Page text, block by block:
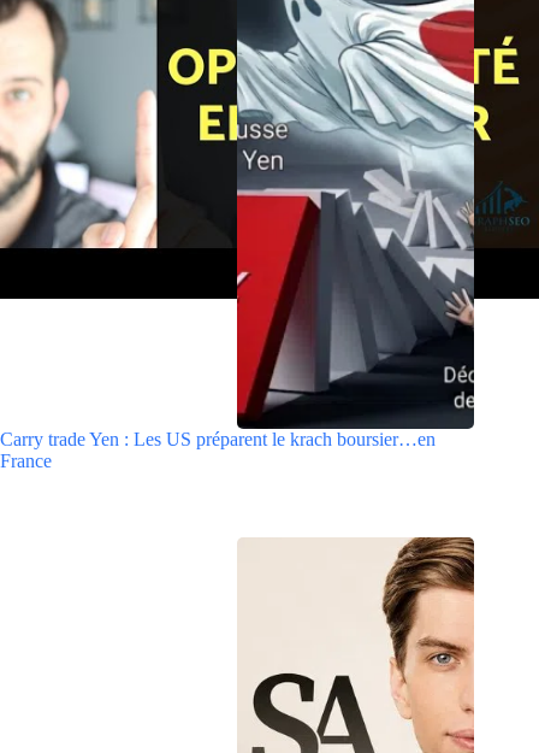
Carry trade Yen : Les US préparent le krach boursier…en
France